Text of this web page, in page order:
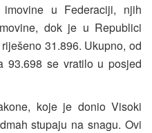
u Federaciji, njih
dok je u Republici
31.896. Ukupno, od
93.698 se vratilo u posjed
koje je donio Visoki
stupaju na snagu. Ovi